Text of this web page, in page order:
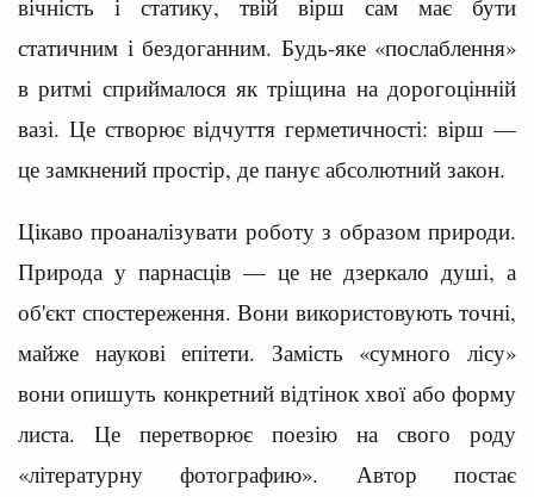
вічність і статику, твій вірш сам має бути
статичним і бездоганним. Будь-яке «послаблення»
в ритмі сприймалося як тріщина на дорогоцінній
вазі. Це створює відчуття герметичності: вірш —
це замкнений простір, де панує абсолютний закон.
Цікаво проаналізувати роботу з образом природи.
Природа у парнасців — це не дзеркало душі, а
об'єкт спостереження. Вони використовують точні,
майже наукові епітети. Замість «сумного лісу»
вони опишуть конкретний відтінок хвої або форму
листа. Це перетворює поезію на свого роду
«літературну фотографию». Автор постає